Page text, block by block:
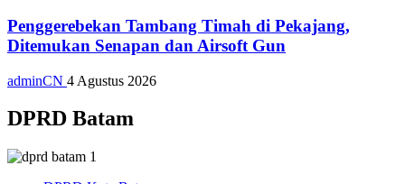
Penggerebekan Tambang Timah di Pekajang,
Ditemukan Senapan dan Airsoft Gun
adminCN 4 Agustus 2026
DPRD Batam